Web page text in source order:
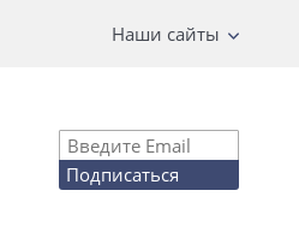
Наши сайты
Подписаться